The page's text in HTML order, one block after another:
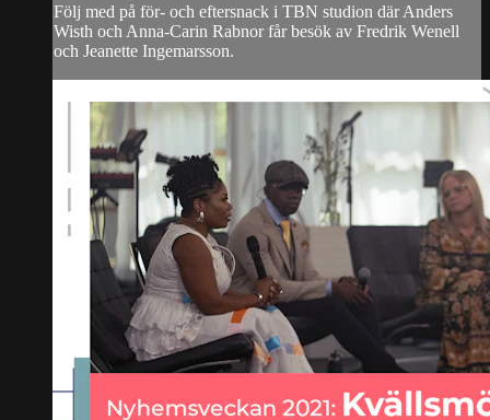
Följ med på för- och eftersnack i TBN studion där Anders
Wisth och Anna-Carin Rabnor får besök av Fredrik Wenell
och Jeanette Ingemarsson.